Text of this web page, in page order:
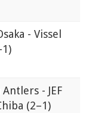
- Vissel
- JEF
(2–1)